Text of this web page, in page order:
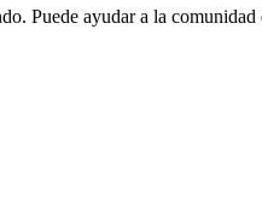
Puede ayudar a la